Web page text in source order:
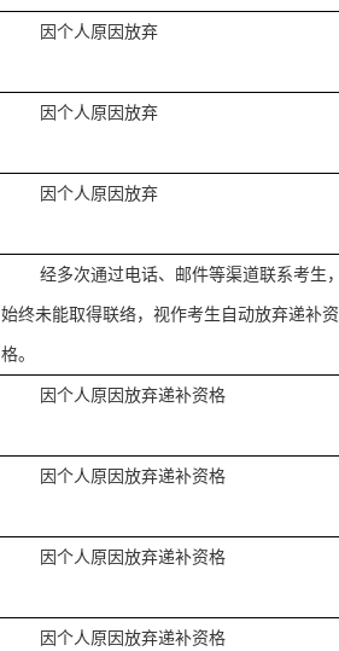
因个人原因放弃
因个人原因放弃
因个人原因放弃
经多次通过电话、邮件等渠道联系考生，
始终未能取得联络，视作考生自动放弃递补资
格。
因个人原因放弃递补资格
因个人原因放弃递补资格
因个人原因放弃递补资格
因个人原因放弃递补资格